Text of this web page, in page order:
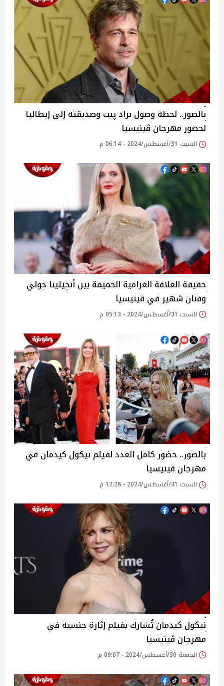
بالصور.. لحظة وصول براد پيت وصديقته إلى إيطاليا
لحضور مهرجان ڤينيسيا
السبت 31/أغسطس/2024 - 06:14 م
حقيقة العلاقة الغرامية الحميمة بين أنچيلينا چولي
وفنان شهير في ڤينيسيا
السبت 31/أغسطس/2024 - 05:13 م
بالصور.. حضور كامل العدد لفيلم نيكول كيدمان في
مهرجان ڤينيسيا
السبت 31/أغسطس/2024 - 12:28 م
نيكول كيدمان تُشارك بفيلم إثارة جنسية في
مهرجان ڤينيسيا
الجمعة 30/أغسطس/2024 - 09:07 م